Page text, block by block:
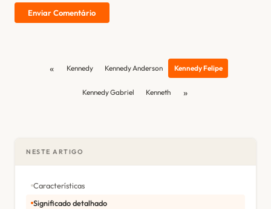
Enviar Comentário
« Kennedy Kennedy Anderson Kennedy Felipe
Kennedy Gabriel Kenneth »
NESTE ARTIGO
Características
Significado detalhado